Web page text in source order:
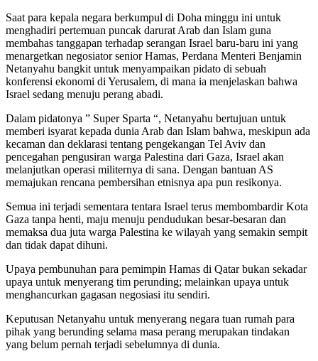
Saat para kepala negara berkumpul di Doha minggu ini untuk
menghadiri pertemuan puncak darurat Arab dan Islam guna
membahas tanggapan terhadap serangan Israel baru-baru ini yang
menargetkan negosiator senior Hamas, Perdana Menteri Benjamin
Netanyahu bangkit untuk menyampaikan pidato di sebuah
konferensi ekonomi di Yerusalem, di mana ia menjelaskan bahwa
Israel sedang menuju perang abadi.
Dalam pidatonya ” Super Sparta “, Netanyahu bertujuan untuk
memberi isyarat kepada dunia Arab dan Islam bahwa, meskipun ada
kecaman dan deklarasi tentang pengekangan Tel Aviv dan
pencegahan pengusiran warga Palestina dari Gaza, Israel akan
melanjutkan operasi militernya di sana. Dengan bantuan AS
memajukan rencana pembersihan etnisnya apa pun resikonya.
Semua ini terjadi sementara tentara Israel terus membombardir Kota
Gaza tanpa henti, maju menuju pendudukan besar-besaran dan
memaksa dua juta warga Palestina ke wilayah yang semakin sempit
dan tidak dapat dihuni.
Upaya pembunuhan para pemimpin Hamas di Qatar bukan sekadar
upaya untuk menyerang tim perunding; melainkan upaya untuk
menghancurkan gagasan negosiasi itu sendiri.
Keputusan Netanyahu untuk menyerang negara tuan rumah para
pihak yang berunding selama masa perang merupakan tindakan
yang belum pernah terjadi sebelumnya di dunia.